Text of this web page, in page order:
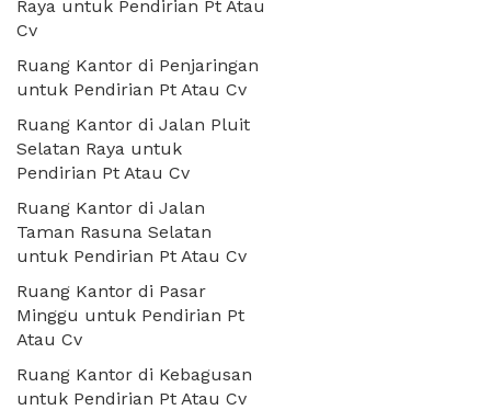
Raya untuk Pendirian Pt Atau
Cv
Ruang Kantor di Penjaringan
untuk Pendirian Pt Atau Cv
Ruang Kantor di Jalan Pluit
Selatan Raya untuk
Pendirian Pt Atau Cv
Ruang Kantor di Jalan
Taman Rasuna Selatan
untuk Pendirian Pt Atau Cv
Ruang Kantor di Pasar
Minggu untuk Pendirian Pt
Atau Cv
Ruang Kantor di Kebagusan
untuk Pendirian Pt Atau Cv